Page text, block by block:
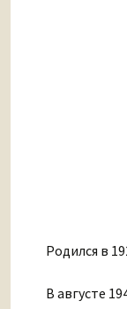
Родился в
В августе